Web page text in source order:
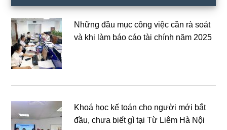
Những đầu mục công việc cần rà soát
và khi làm báo cáo tài chính năm 2025
Khoá học kế toán cho người mới bắt
đầu, chưa biết gì tại Từ Liêm Hà Nội